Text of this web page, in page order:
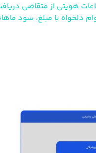
هویتی از متقاضی
با مبلغ، سود